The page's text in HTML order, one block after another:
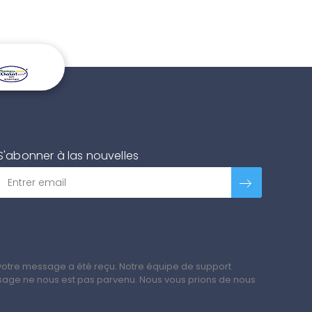
à las nouvelles
message a été reçu. Notre équipe de support
ne nous est pas parvenu. Nous vous prions de nous